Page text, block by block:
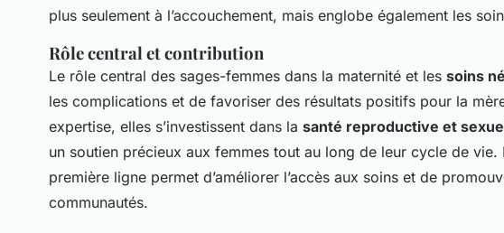
plus seulement à l’accouchement, mais englobe également les
Rôle central et contribution
Le rôle central des sages-femmes dans la maternité et les soins
les complications et de favoriser des résultats positifs pour la
expertise, elles s’investissent dans la santé reproductive et
un soutien précieux aux femmes tout au long de leur cycle de vie.
première ligne permet d’améliorer l’accès aux soins et de
communautés.